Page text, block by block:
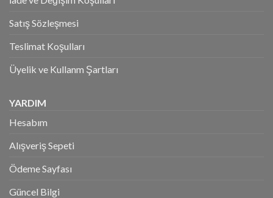
Satış Sözleşmesi
Teslimat Koşulları
Üyelik ve Kullanm Şartları
YARDIM
Hesabım
Alışveriş Sepeti
Ödeme Sayfası
Güncel Bilgi